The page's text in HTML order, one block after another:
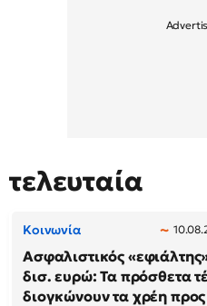
τελευταία
Κοινωνία
Ασφαλιστικός
δισ. ευρώ: Τα πρόσθετα
διογκώνουν τα χρέη προς